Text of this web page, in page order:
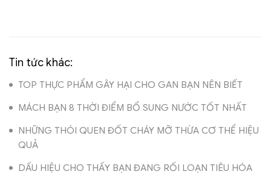
Tin tức khác:
TOP THỰC PHẨM GÂY HẠI CHO GAN BẠN NÊN BIẾT
MÁCH BẠN 8 THỜI ĐIỂM BỔ SUNG NƯỚC TỐT NHẤT
NHỮNG THÓI QUEN ĐỐT CHÁY MỠ THỪA CƠ THỂ HIỆU
QUẢ
DẤU HIỆU CHO THẤY BẠN ĐANG RỐI LOẠN TIÊU HÓA